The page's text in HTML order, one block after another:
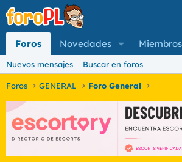
Foros Novedades Miembros
Nuevos mensajes Buscar en foros
Foros GENERAL Foro General